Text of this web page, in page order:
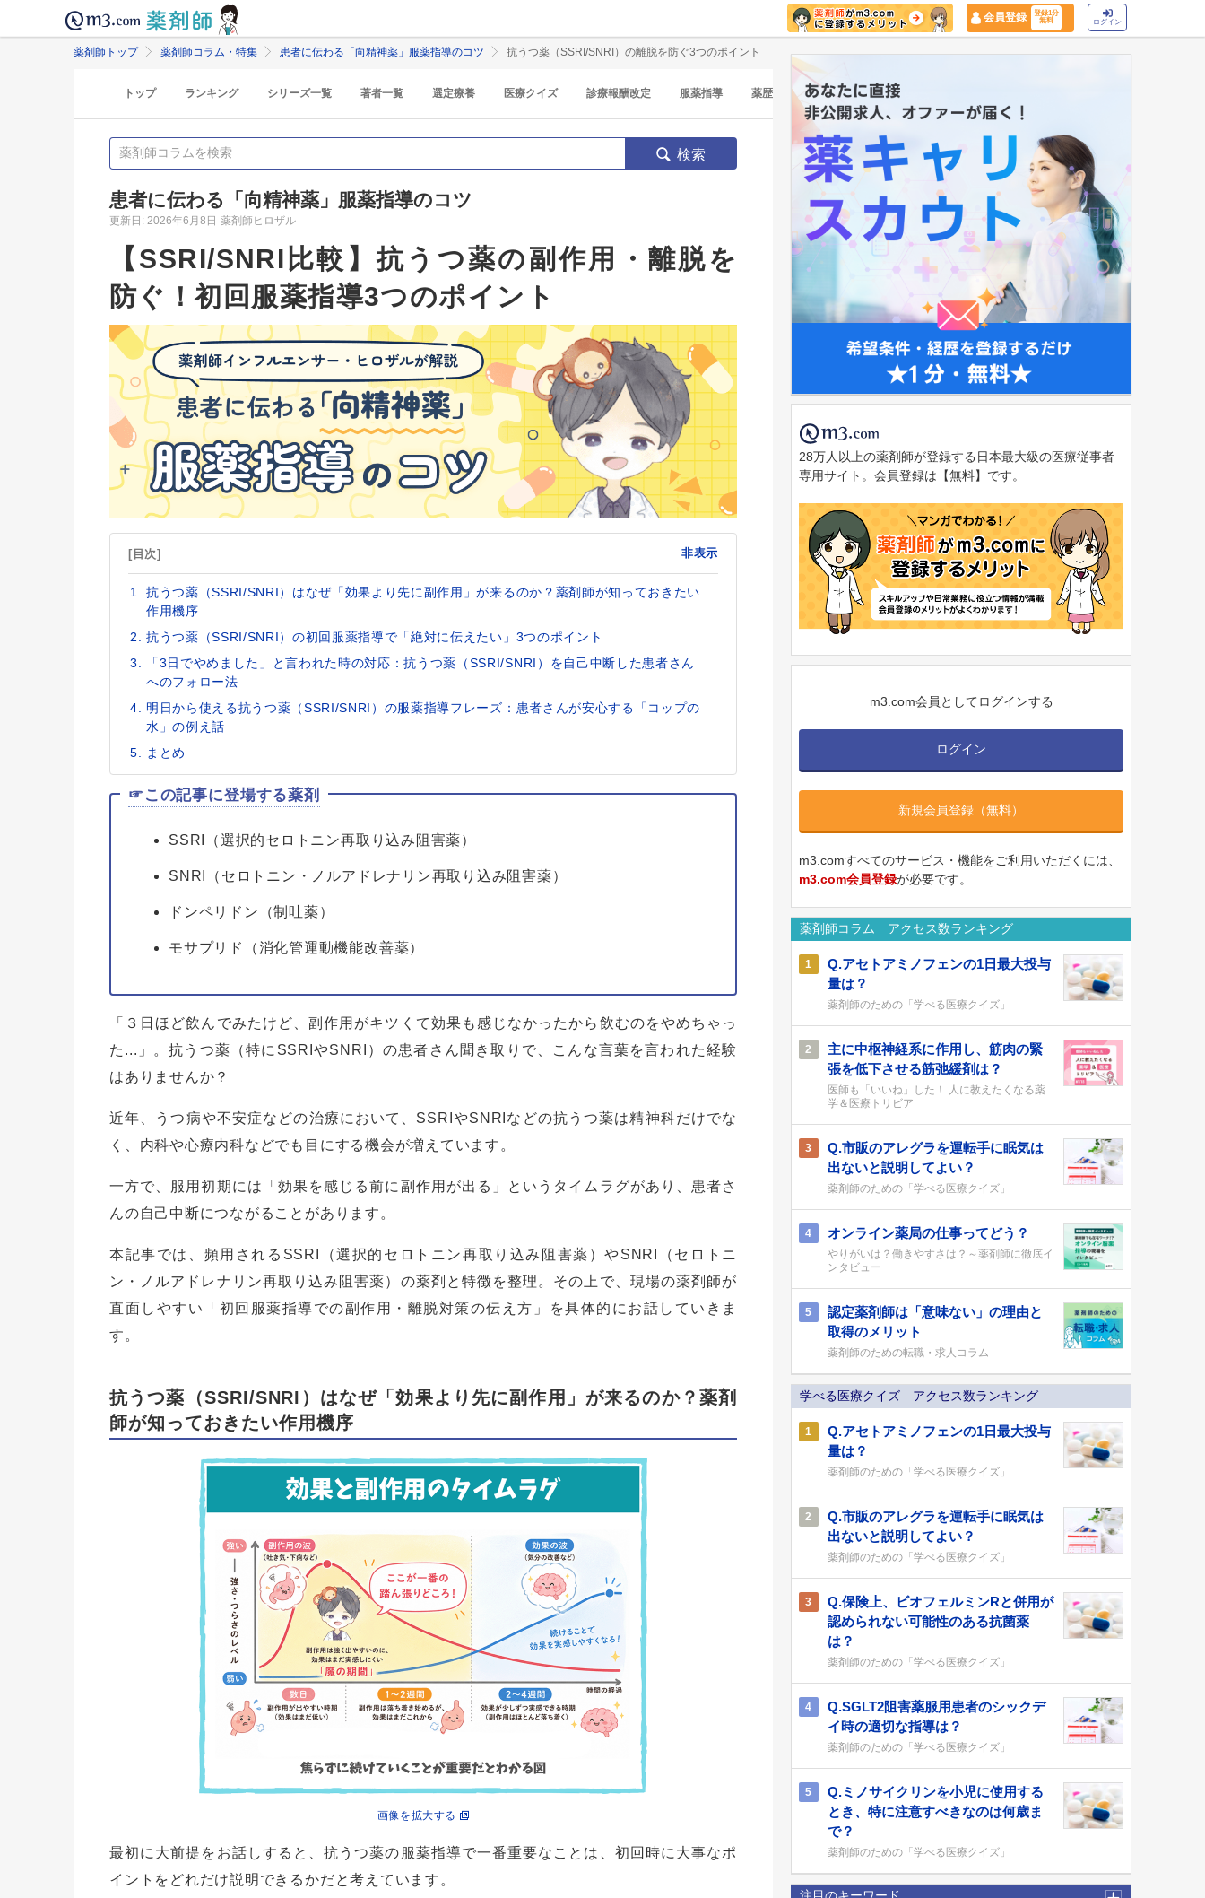
会員登録
登録1分
無料
ログイン
薬剤師トップ 薬剤師コラム・特集 患者に伝わる「向精神薬」服薬指導のコツ 抗うつ薬（SSRI/SNRI）の離脱を防ぐ3つのポイント
トップ ランキング シリーズ一覧 著者一覧 選定療養 医療クイズ 診療報酬改定 服薬指導 薬歴 マイナ保険証
検索
患者に伝わる「向精神薬」服薬指導のコツ
更新日: 2026年6月8日 薬剤師ヒロザル
【SSRI/SNRI比較】抗うつ薬の副作用・離脱を
防ぐ！初回服薬指導3つのポイント
[目次] 非表示
抗うつ薬（SSRI/SNRI）はなぜ「効果より先に副作用」が来るのか？薬剤師が知っておきたい
作用機序
抗うつ薬（SSRI/SNRI）の初回服薬指導で「絶対に伝えたい」3つのポイント
「3日でやめました」と言われた時の対応：抗うつ薬（SSRI/SNRI）を自己中断した患者さん
へのフォロー法
明日から使える抗うつ薬（SSRI/SNRI）の服薬指導フレーズ：患者さんが安心する「コップの
水」の例え話
まとめ
☞この記事に登場する薬剤
SSRI（選択的セロトニン再取り込み阻害薬）
SNRI（セロトニン・ノルアドレナリン再取り込み阻害薬）
ドンペリドン（制吐薬）
モサプリド（消化管運動機能改善薬）
「３日ほど飲んでみたけど、副作用がキツくて効果も感じなかったから飲むのをやめちゃっ
た...」。抗うつ薬（特にSSRIやSNRI）の患者さん聞き取りで、こんな言葉を言われた経験
はありませんか？
近年、うつ病や不安症などの治療において、SSRIやSNRIなどの抗うつ薬は精神科だけでな
く、内科や心療内科などでも目にする機会が増えています。
一方で、服用初期には「効果を感じる前に副作用が出る」というタイムラグがあり、患者さ
んの自己中断につながることがあります。
本記事では、頻用されるSSRI（選択的セロトニン再取り込み阻害薬）やSNRI（セロトニ
ン・ノルアドレナリン再取り込み阻害薬）の薬剤と特徴を整理。その上で、現場の薬剤師が
直面しやすい「初回服薬指導での副作用・離脱対策の伝え方」を具体的にお話していきま
す。
抗うつ薬（SSRI/SNRI）はなぜ「効果より先に副作用」が来るのか？薬剤
師が知っておきたい作用機序
画像を拡大する
最初に大前提をお話しすると、抗うつ薬の服薬指導で一番重要なことは、初回時に大事なポ
イントをどれだけ説明できるかだと考えています。
28万人以上の薬剤師が登録する日本最大級の医療従事者
専用サイト。会員登録は【無料】です。
m3.com会員としてログインする
ログイン
新規会員登録（無料）
m3.comすべてのサービス・機能をご利用いただくには、
m3.com会員登録が必要です。
薬剤師コラム アクセス数ランキング
1
Q.アセトアミノフェンの1日最大投与
量は？
薬剤師のための「学べる医療クイズ」
2
主に中枢神経系に作用し、筋肉の緊
張を低下させる筋弛緩剤は？
医師も「いいね」した！ 人に教えたくなる薬
学＆医療トリビア
3
Q.市販のアレグラを運転手に眠気は
出ないと説明してよい？
薬剤師のための「学べる医療クイズ」
4 オンライン薬局の仕事ってどう？
やりがいは？働きやすさは？～薬剤師に徹底イ
ンタビュー
5
認定薬剤師は「意味ない」の理由と
取得のメリット
薬剤師のための転職・求人コラム
学べる医療クイズ アクセス数ランキング
1
Q.アセトアミノフェンの1日最大投与
量は？
薬剤師のための「学べる医療クイズ」
2
Q.市販のアレグラを運転手に眠気は
出ないと説明してよい？
薬剤師のための「学べる医療クイズ」
3
Q.保険上、ビオフェルミンRと併用が
認められない可能性のある抗菌薬
は？
薬剤師のための「学べる医療クイズ」
4
Q.SGLT2阻害薬服用患者のシックデ
イ時の適切な指導は？
薬剤師のための「学べる医療クイズ」
5
Q.ミノサイクリンを小児に使用する
とき、特に注意すべきなのは何歳ま
で？
薬剤師のための「学べる医療クイズ」